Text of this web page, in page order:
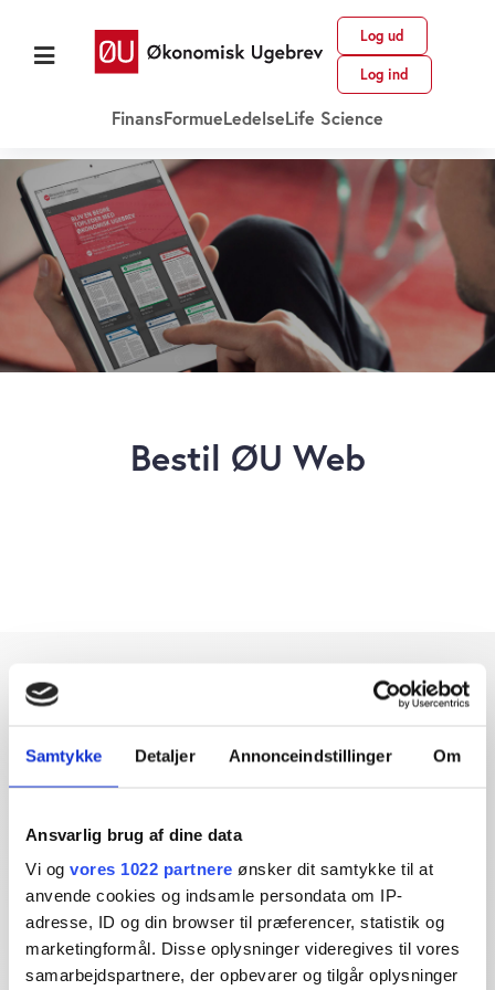
Samtykke Detaljer Annonceindstillinger Om
Ansvarlig brug af dine data
Vi og vores 1022 partnere ønsker dit samtykke til at
anvende cookies og indsamle persondata om IP-
adresse, ID og din browser til præferencer, statistik og
marketingformål. Disse oplysninger videregives til vores
samarbejdspartnere, der opbevarer og tilgår oplysninger
Log ud
Log ind
FinansFormueLedelseLife Science
Bestil ØU Web
Dybdegående og original
og dagsordensættende journalistik og analyser til læserne og
den brede offentlighed.
Vi tager ansvar for vores indhold og er tilmeldt: